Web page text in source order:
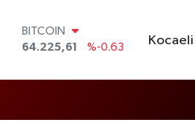
DOLAR
47,6704
%0
55,0406
%-0.08
Kocaeli